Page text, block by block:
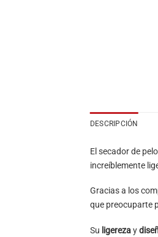
DESCRIPCIÓN
El secador de
increíblemente
Gracias a los
que preocuparte
Su ligerezay